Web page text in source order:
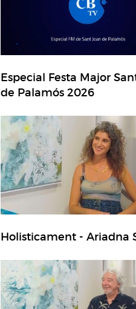
Especial Festa Major
de Palamós 2026
Holisticament - Ariadna